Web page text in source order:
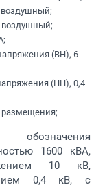
воздушный;
воздушный;
(ВН), 6
(НН), 0,4
размещения;
1600 кВА,
10 кВ,
0,4 кВ, с